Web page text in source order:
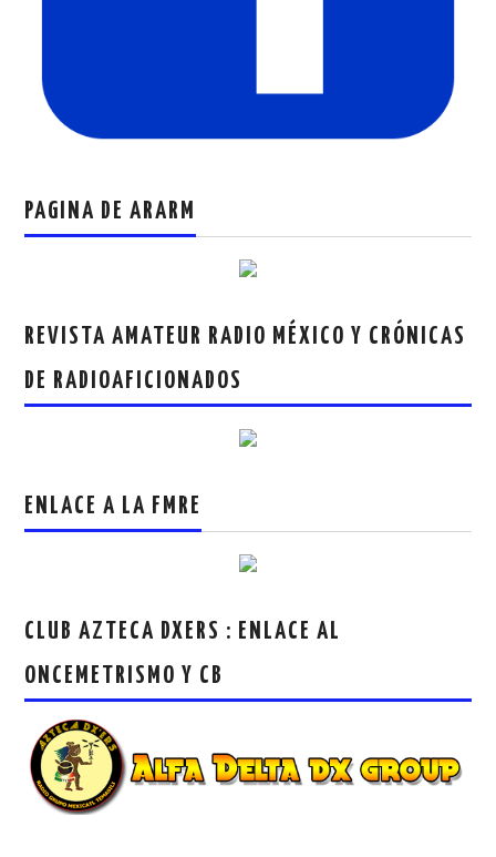
PAGINA DE ARARM
REVISTA AMATEUR RADIO MÉXICO Y CRÓNICAS
DE RADIOAFICIONADOS
ENLACE A LA FMRE
CLUB AZTECA DXERS : ENLACE AL
ONCEMETRISMO Y CB